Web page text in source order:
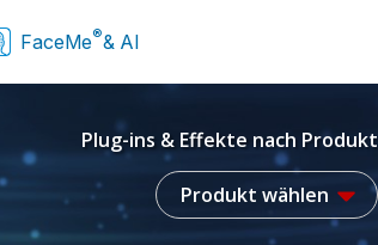
FaceMe®& AI
Plug-ins & Effekte nach Produkt
Produkt wählen